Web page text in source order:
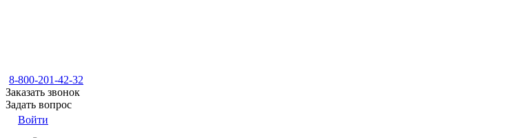
8-800-201-42-32
Заказать звонок
Задать вопрос
Войти